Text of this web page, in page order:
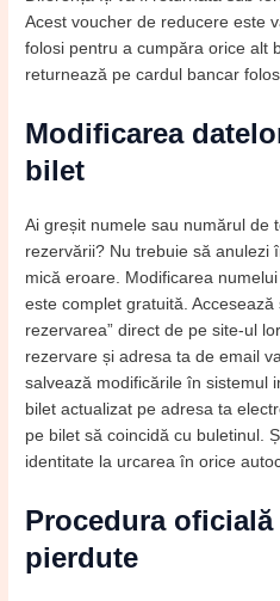
Acest voucher de reducere este
folosi pentru a cumpăra orice alt
returnează pe cardul bancar
Modificarea
bilet
Ai greșit numele sau numărul de
rezervării? Nu trebuie să anulezi
mică eroare. Modificarea
este complet gratuită. Accesează
rezervarea” direct de pe site-ul
rezervare și adresa ta de email
salvează modificările în sistemul
bilet actualizat pe adresa ta
pe bilet să coincidă cu buletinul.
identitate la urcarea în orice
Procedura
pierdute